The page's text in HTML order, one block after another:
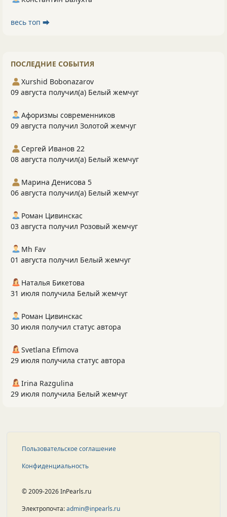
весь топ ⮕
ПОСЛЕДНИЕ СОБЫТИЯ
Xurshid Bobonazarov
09 августа получил(а) Белый жемчуг
Афоризмы современников
09 августа получил Золотой жемчуг
Сергей Иванов 22
08 августа получил(а) Белый жемчуг
Марина Денисова 5
06 августа получил(а) Белый жемчуг
Роман Цивинскас
03 августа получил Розовый жемчуг
Mh Fav
01 августа получил Белый жемчуг
Наталья Бикетова
31 июля получила Белый жемчуг
Роман Цивинскас
30 июля получил статус автора
Svetlana Efimova
29 июля получила статус автора
Irina Razgulina
29 июля получила Белый жемчуг
Пользовательское соглашение
Конфиденциальность
© 2009-2026 InPearls.ru
Электропочта:admin@inpearls.ru